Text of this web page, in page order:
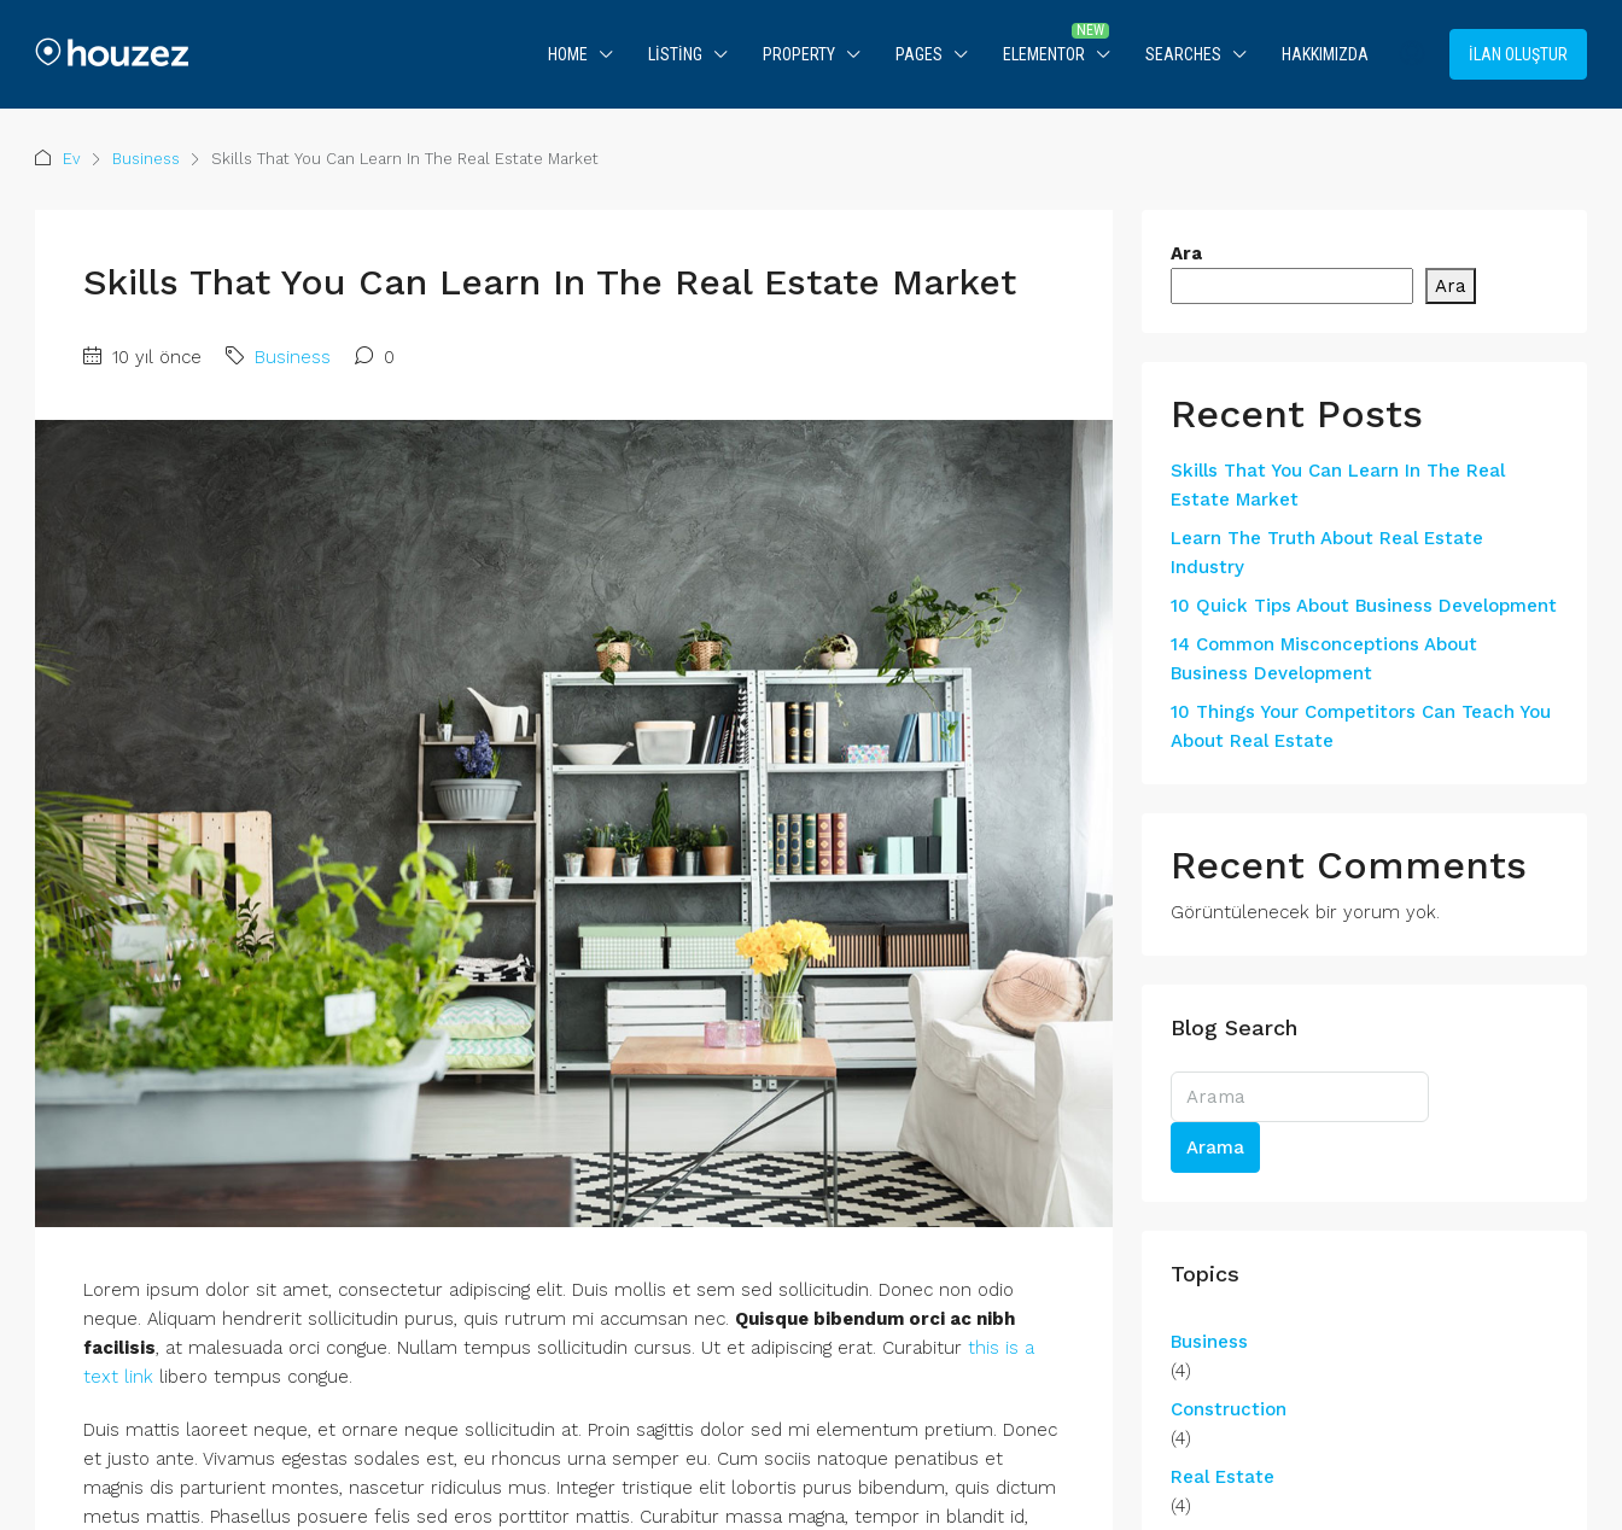
HOME LISTING PROPERTY PAGES ELEMENTOR SEARCHES HAKKIMIZDA İLAN OLUŞTUR
Ev Business Skills That You Can Learn In The Real Estate Market
Skills That You Can Learn In The Real Estate Market
10 yıl önce Business 0
Lorem ipsum dolor sit amet, consectetur adipiscing elit. Duis mollis et sem sed sollicitudin. Donec non odio
neque. Aliquam hendrerit sollicitudin purus, quis rutrum mi accumsan nec. Quisque bibendum orci ac nibh
facilisis, at malesuada orci congue. Nullam tempus sollicitudin cursus. Ut et adipiscing erat. Curabitur this is a
text link libero tempus congue.
Duis mattis laoreet neque, et ornare neque sollicitudin at. Proin sagittis dolor sed mi elementum pretium. Donec
et justo ante. Vivamus egestas sodales est, eu rhoncus urna semper eu. Cum sociis natoque penatibus et
magnis dis parturient montes, nascetur ridiculus mus. Integer tristique elit lobortis purus bibendum, quis dictum
metus mattis. Phasellus posuere felis sed eros porttitor mattis. Curabitur massa magna, tempor in blandit id,
Ara
Ara
Recent Posts
Skills That You Can Learn In The Real
Estate Market
Learn The Truth About Real Estate
Industry
10 Quick Tips About Business Development
14 Common Misconceptions About
Business Development
10 Things Your Competitors Can Teach You
About Real Estate
Recent Comments
Görüntülenecek bir yorum yok.
Blog Search
Arama
Topics
Business
(4)
Construction
(4)
Real Estate
(4)